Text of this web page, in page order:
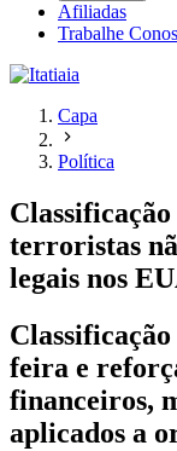
Afiliadas
Trabalhe
Capa
Política
terroristas
legais nos
feira e
financeiros,
aplicados a